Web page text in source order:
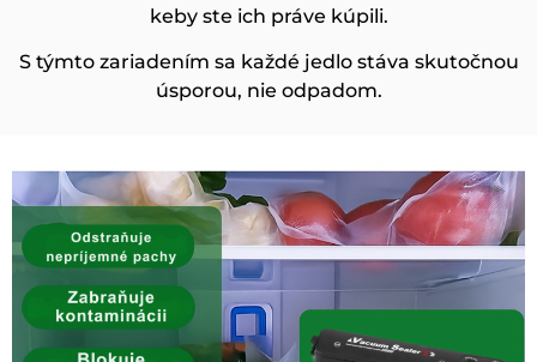
keby ste ich práve kúpili.
S týmto zariadením sa každé jedlo stáva skutočnou
úsporou, nie odpadom.